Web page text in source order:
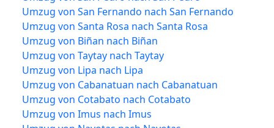
Umzug von San Fernando nach San Fernando
Umzug von Santa Rosa nach Santa Rosa
Umzug von Biñan nach Biñan
Umzug von Taytay nach Taytay
Umzug von Lipa nach Lipa
Umzug von Cabanatuan nach Cabanatuan
Umzug von Cotabato nach Cotabato
Umzug von Imus nach Imus